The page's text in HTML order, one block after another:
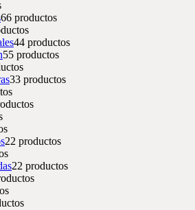
66 productos
44 productos
55 productos
33 productos
22 productos
22 productos